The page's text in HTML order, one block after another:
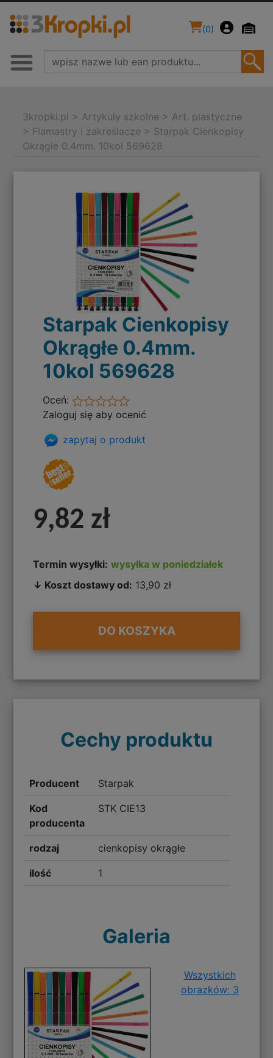
(0)
3kropki.pl > Artykuły szkolne > Art. plastyczne
> Flamastry i zakreślacze > Starpak Cienkopisy
Okrągłe 0.4mm. 10kol 569628
Starpak Cienkopisy
Okrągłe 0.4mm.
10kol 569628
Oceń:
Zaloguj się aby ocenić
zapytaj o produkt
9,82 zł
Termin wysyłki: wysyłka w poniedziałek
↓ Koszt dostawy od: 13,90 zł
DO KOSZYKA
Cechy produktu
Producent Starpak
Kod
producenta
STK CIE13
rodzaj cienkopisy okrągłe
ilość 1
Galeria
Wszystkich
obrazków: 3